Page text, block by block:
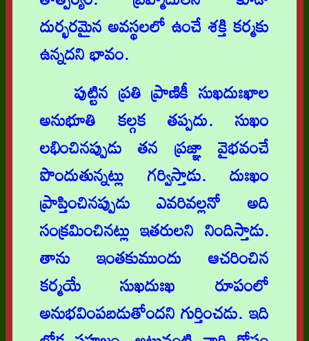
దుర్భరమైన అవస్థలలో ఉంచే శక్తి కర్మకు
ఉన్నదని భావం.
పుట్టిన ప్రతి ప్రాణికీ సుఖదుఃఖాల
అనుభూతి కల్గక తప్పదు. సుఖం
లభించినప్పుడు తన ప్రజ్ఞా వైభవంచే
పొందుతున్నట్లు గర్విస్తాడు. దుఃఖం
ప్రాప్తించినప్పుడు ఎవరివల్లనో అది
సంక్రమించినట్లు ఇతరులని నిందిస్తాడు.
తాను ఇంతకుముందు ఆచరించిన
కర్మయే సుఖదుఃఖ రూపంలో
అనుభవింపబడుతోందని గుర్తించడు. ఇది